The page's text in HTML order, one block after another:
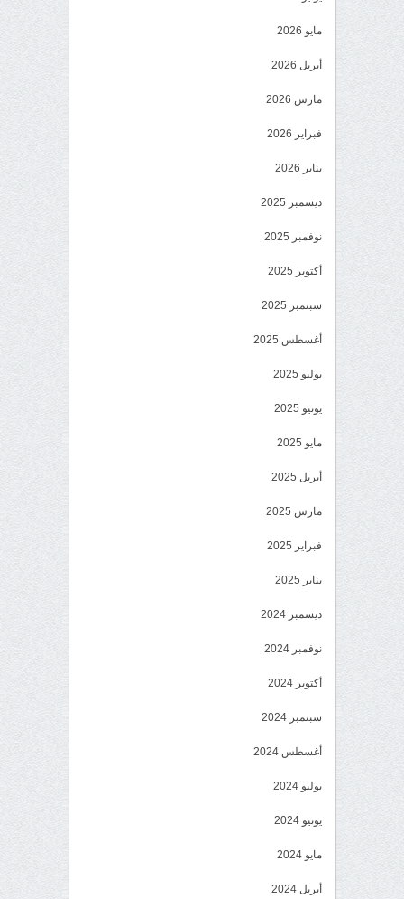
مايو 2026
أبريل 2026
مارس 2026
فبراير 2026
يناير 2026
ديسمبر 2025
نوفمبر 2025
أكتوبر 2025
سبتمبر 2025
أغسطس 2025
يوليو 2025
يونيو 2025
مايو 2025
أبريل 2025
مارس 2025
فبراير 2025
يناير 2025
ديسمبر 2024
نوفمبر 2024
أكتوبر 2024
سبتمبر 2024
أغسطس 2024
يوليو 2024
يونيو 2024
مايو 2024
أبريل 2024